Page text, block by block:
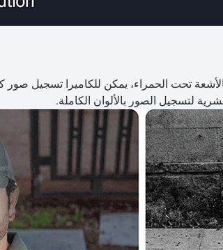
تحت الحمراء، يمكن للكاميرا تسجيل صور
لتسجيل الصور بالألوان الكاملة.